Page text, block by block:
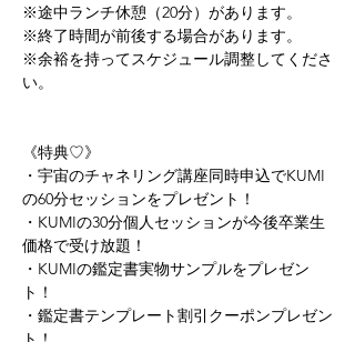
※途中ランチ休憩（20分）があります。
※終了時間が前後する場合があります。
※余裕を持ってスケジュール調整してくださ
い。
《特典♡》
・宇宙のチャネリング講座同時申込でKUMI
の60分セッションをプレゼント！
・KUMIの30分個人セッションが今後卒業生
価格で受け放題！
・KUMIの鑑定書実物サンプルをプレゼン
ト！
・鑑定書テンプレート割引クーポンプレゼン